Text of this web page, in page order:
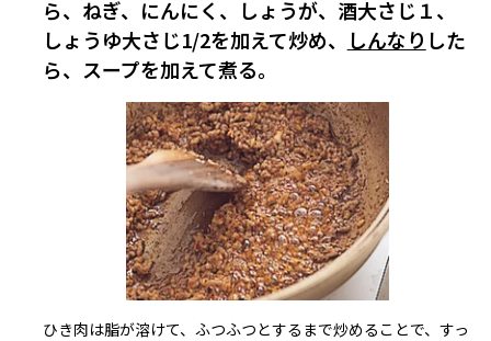
ら、ねぎ、にんにく、しょうが、酒大さじ１、
しょうゆ大さじ1/2を加えて炒め、 しんなり した
ら、スープを加えて煮る。
ひき肉は脂が溶けて、ふつふつとするまで炒めることで、すっ